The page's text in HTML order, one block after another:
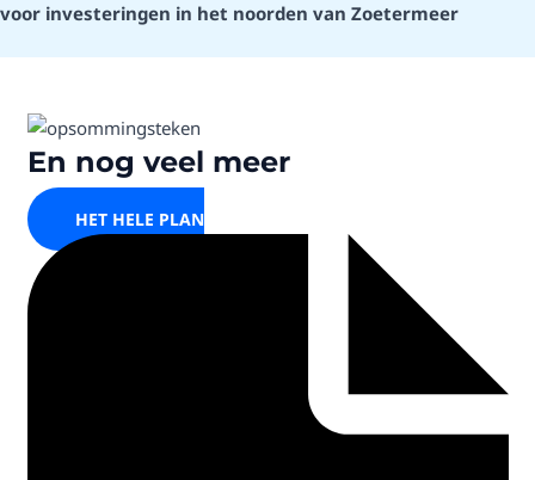
voor investeringen in het noorden van Zoetermeer
En nog veel meer
HET HELE PLAN